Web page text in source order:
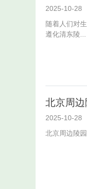
2025-10-28
随着人们对
遵化清东陵...
北京周
2025-10-28
北京周边陵